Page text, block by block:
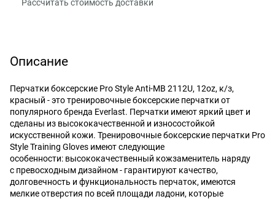
Рассчитать стоимость доставки
Описание
Перчатки боксерские Pro Style Anti-MB 2112U, 12oz, к/з,
красный - это тренировочные боксерские перчатки от
популярного бренда Everlast. Перчатки имеют яркий цвет и
сделаны из высококачественной и износостойкой
искусственной кожи. Тренировочные боксерские перчатки Pro
Style Training Gloves имеют следующие
особенности: высококачественный кожзаменитель наряду
с превосходным дизайном - гарантируют качество,
долговечность и функциональность перчаток, имеются
мелкие отверстия по всей площади ладони, которые